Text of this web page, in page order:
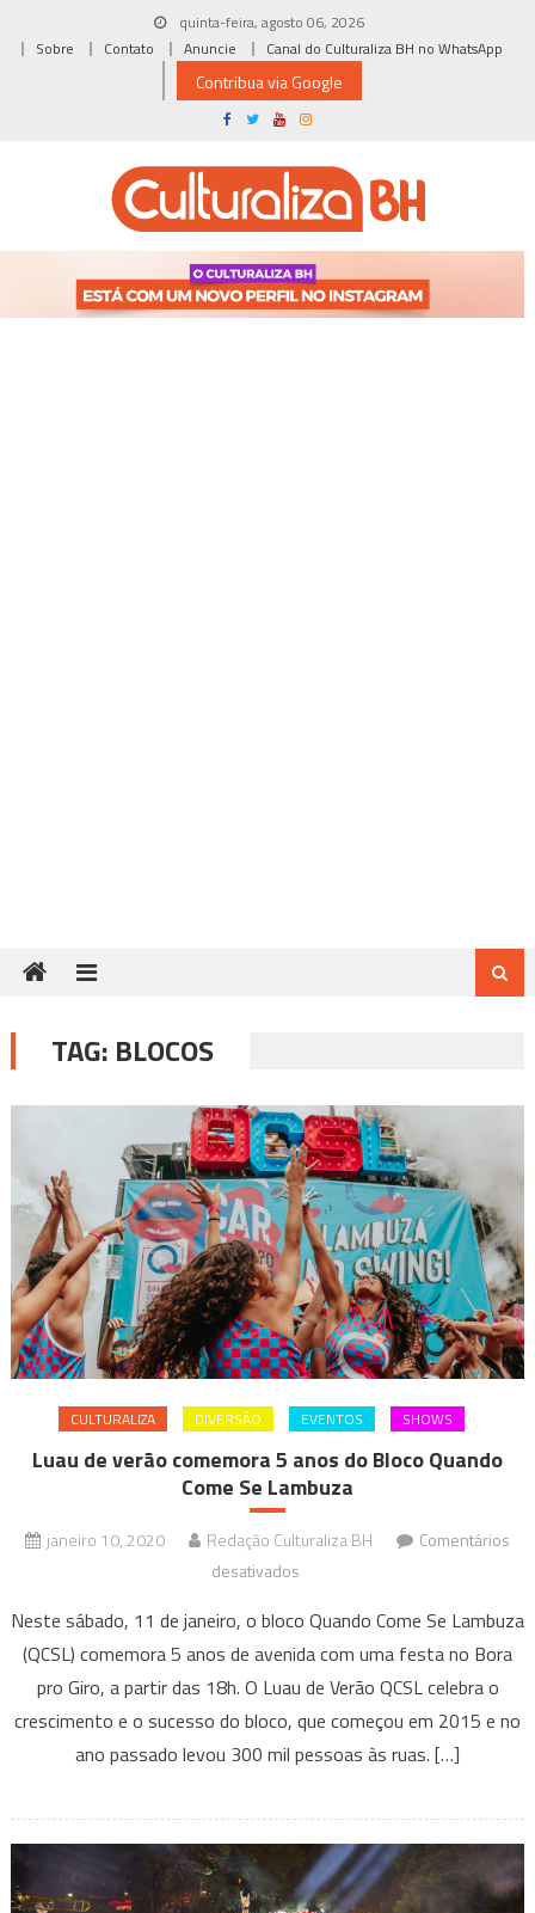
quinta-feira, agosto 06, 2026
Sobre
Contato Anuncie Canal do Culturaliza BH no WhatsApp
Contribua via Google
TAG: BLOCOS
CULTURALIZA DIVERSÃO EVENTOS SHOWS
Luau de verão comemora 5 anos do Bloco Quando
Come Se Lambuza
janeiro 10, 2020 Redação Culturaliza BH
Comentários
desativados
de
verão
comemora
5
anos
Quando
Come
Se
Neste sábado, 11 de janeiro, o bloco Quando Come Se Lambuza
(QCSL) comemora 5 anos de avenida com uma festa no Bora
pro Giro, a partir das 18h. O Luau de Verão QCSL celebra o
crescimento e o sucesso do bloco, que começou em 2015 e no
ano passado levou 300 mil pessoas às ruas. […]